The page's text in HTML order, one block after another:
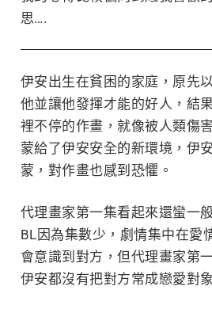
思….
伊安出生在貧困的家庭，原先
他並讓他發揮才能的好人，結
裡不停的作畫，就像被人類傷
蒙給了伊安安全的新環境，伊
蒙，對作畫也感到恐懼。
代理畫家第一集看起來還蠻一
BL因為集數少，劇情集中在愛
會意識到對方，但代理畫家第
伊安都沒有把對方常成戀愛對